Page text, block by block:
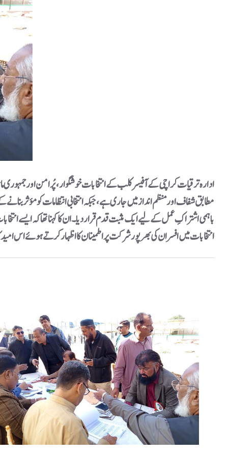
ادارہ ترقیات کراچی کے آفیسر کلب کے انتخابات خوشگوار، پُرامن اور
مطابق شفاف اور منظم انداز میں جاری ہے، جبکہ انتخابی انتظامات کو مؤثر
باہمی اشتراکِ عمل کے لیے ایک مثبت قدم قرار دیا۔ ان کا کہنا تھا کہ ایسے
انتخابات میں افسران کی بھرپور شرکت پر اطمینان کا اظہار کرتے ہوئے اس